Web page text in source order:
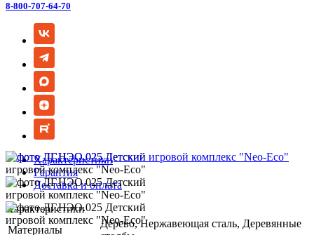
8-800-707-64-70
Характеристики
Гарантия
Доставка и оплата
Характеристики
Материалы
Дерево, Нержавеющая сталь, Деревянные